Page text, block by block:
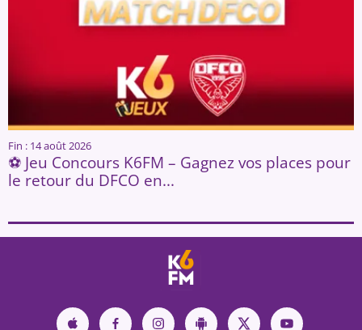
Fin : 14 août 2026
⚽ Jeu Concours K6FM – Gagnez vos places pour
le retour du DFCO en...